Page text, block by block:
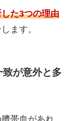
た3つの理由
ます。
が意外と多